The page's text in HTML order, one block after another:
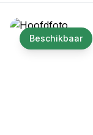
Beschikbaar